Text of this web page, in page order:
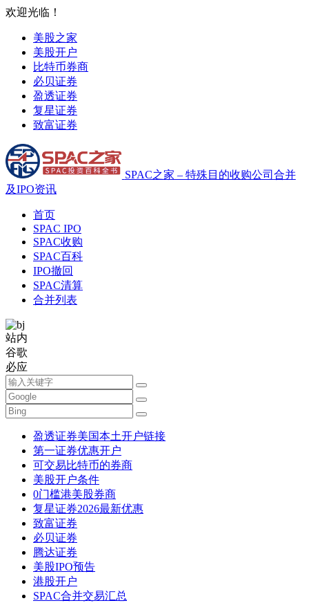
欢迎光临！
美股之家
美股开户
比特币券商
必贝证券
盈透证券
复星证券
致富证券
SPAC之家 – 特殊目的收购公司合并
及IPO资讯
首页
SPAC IPO
SPAC收购
SPAC百科
IPO撤回
SPAC清算
合并列表
站内
谷歌
必应
盈透证券美国本土开户链接
第一证券优惠开户
可交易比特币的券商
美股开户条件
0门槛港美股券商
复星证券2026最新优惠
致富证券
必贝证券
腾达证券
美股IPO预告
港股开户
SPAC合并交易汇总